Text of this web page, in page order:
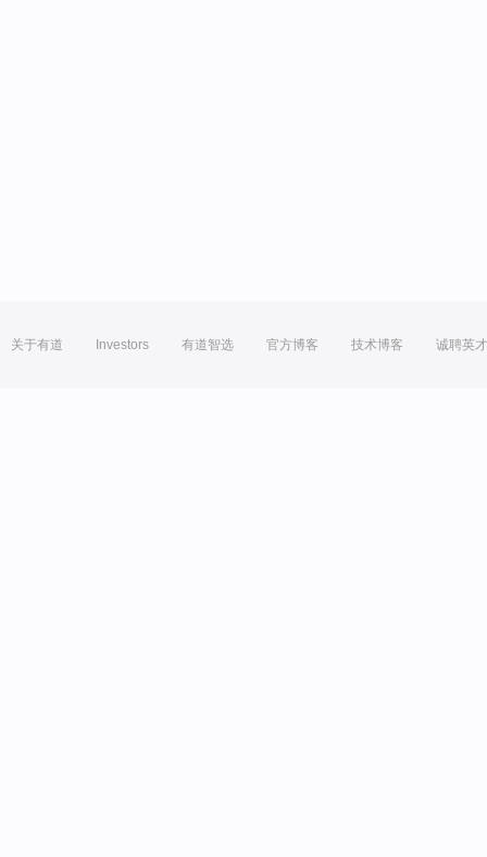
关于有道 Investors 有道智选 官方博客 技术博客 诚聘英才